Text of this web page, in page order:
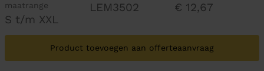
maatrange
S t/m XXL
LEM3502 € 12,67
Product toevoegen aan offerteaanvraag